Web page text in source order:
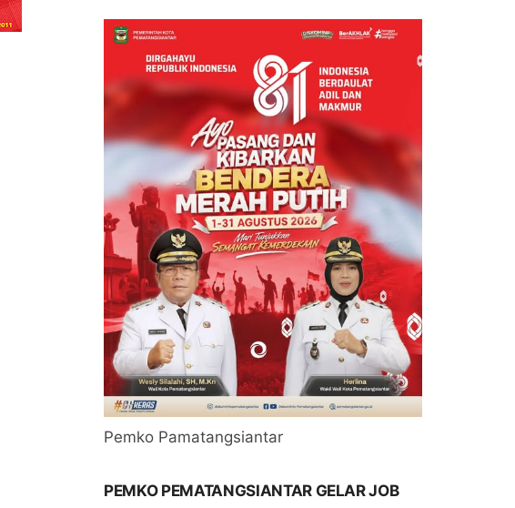
Pemko Pamatangsiantar
PEMKO PEMATANGSIANTAR GELAR JOB